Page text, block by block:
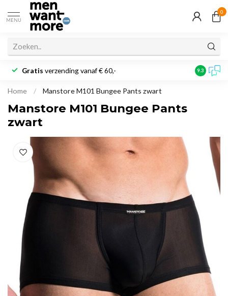
MENU
0
Gratis verzending vanaf € 60,- 9.3
Home / Manstore M101 Bungee Pants zwart
Manstore M101 Bungee Pants
zwart